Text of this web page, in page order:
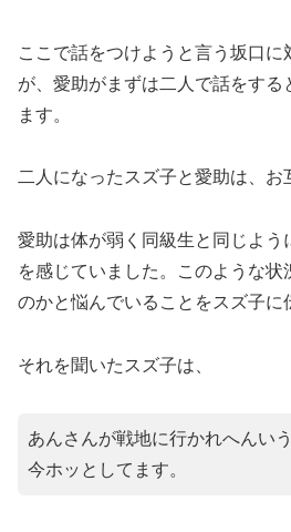
ここで話をつけようと言う坂口に
が、愛助がまずは二人で話をする
ます。
二人になったスズ子と愛助は、お
愛助は体が弱く同級生と同じよう
を感じていました。このような
のかと悩んでいることをスズ子に
それを聞いたスズ子は、
あんさんが戦地に行かれへんい
今ホッとしてます。